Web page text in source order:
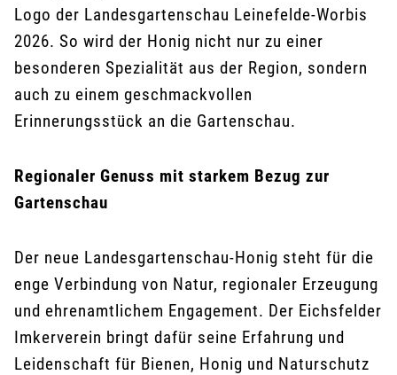
Logo der Landesgartenschau Leinefelde-Worbis
2026. So wird der Honig nicht nur zu einer
besonderen Spezialität aus der Region, sondern
auch zu einem geschmackvollen
Erinnerungsstück an die Gartenschau.
Regionaler Genuss mit starkem Bezug zur
Gartenschau
Der neue Landesgartenschau-Honig steht für die
enge Verbindung von Natur, regionaler Erzeugung
und ehrenamtlichem Engagement. Der Eichsfelder
Imkerverein bringt dafür seine Erfahrung und
Leidenschaft für Bienen, Honig und Naturschutz